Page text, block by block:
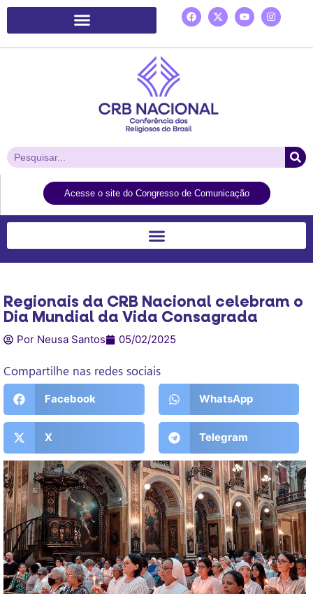
Acesse o site do Congresso de Comunicação
Regionais da CRB Nacional celebram o
Dia Mundial da Vida Consagrada
Por Neusa Santos 05/02/2025
Compartilhe nas redes sociais
Facebook WhatsApp
X Telegram